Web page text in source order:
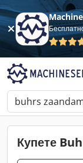
Купете